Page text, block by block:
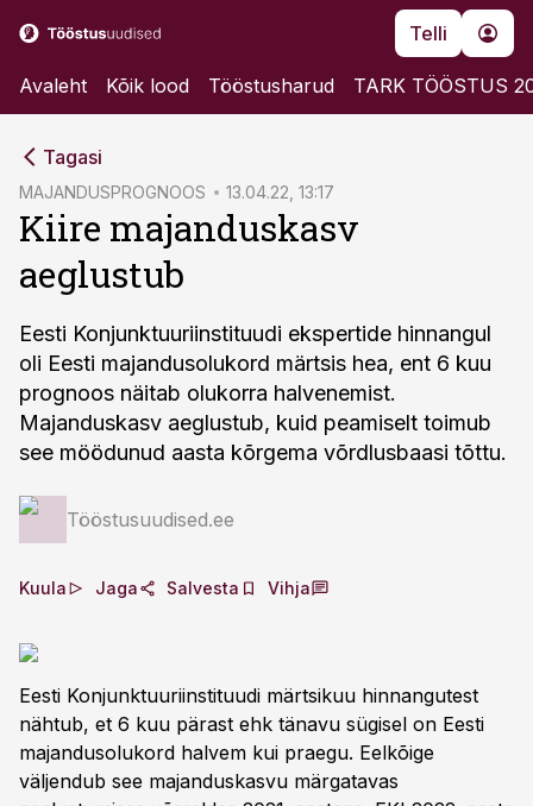
Telli
Avaleht Kõik lood Tööstusharud TARK TÖÖSTUS
Tagasi
MAJANDUSPROGNOOS 13.04.22, 13:17
Kiire majanduskasv
aeglustub
Eesti Konjunktuuriinstituudi ekspertide hinnangul
oli Eesti majandusolukord märtsis hea, ent 6 kuu
prognoos näitab olukorra halvenemist.
Majanduskasv aeglustub, kuid peamiselt toimub
see möödunud aasta kõrgema võrdlusbaasi tõttu.
Tööstusuudised.ee
Kuula Jaga Salvesta Vihja
Eesti Konjunktuuriinstituudi märtsikuu hinnangutest
nähtub, et 6 kuu pärast ehk tänavu sügisel on Eesti
majandusolukord halvem kui praegu. Eelkõige
väljendub see majanduskasvu märgatavas